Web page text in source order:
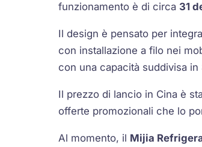
funzionamento è di circa 31
Il design è pensato per
con installazione a filo nei
con una capacità suddivisa in
Il prezzo di lancio in Cina è
offerte promozionali che lo
Al momento, il Mijia